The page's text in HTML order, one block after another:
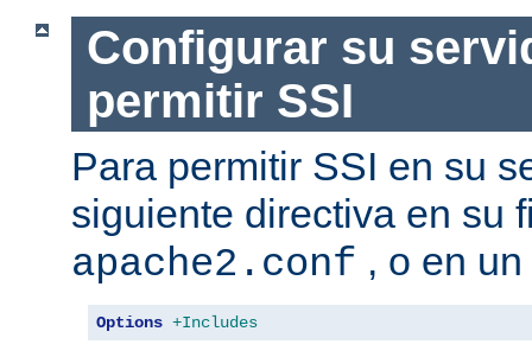
Configurar su
permitir SSI
Para permitir SSI en su
siguiente directiva en su
apache2.conf , o en
Options +Includes